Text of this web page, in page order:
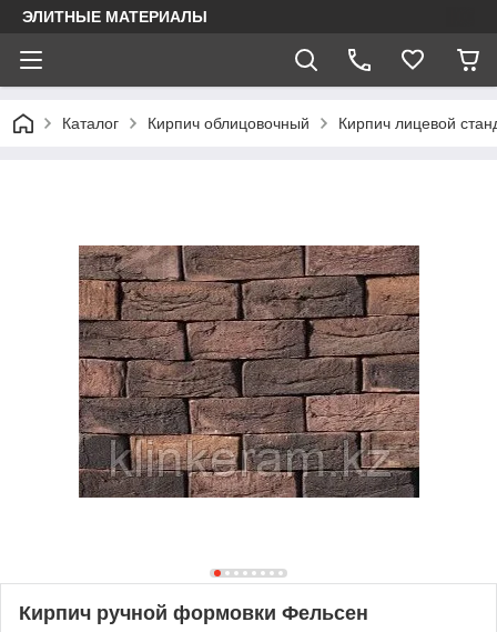
ЭЛИТНЫЕ МАТЕРИАЛЫ
Каталог Кирпич облицовочный Кирпич лицевой
Кирпич ручной формовки Фельсен